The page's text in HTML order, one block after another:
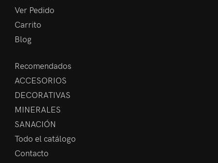
Ver Pedido
Carrito
Blog
Recomendados
ACCESORIOS
DECORATIVAS
MINERALES
SANACIÓN
Todo el catálogo
Contacto